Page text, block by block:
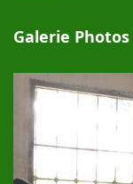
Galerie Photos